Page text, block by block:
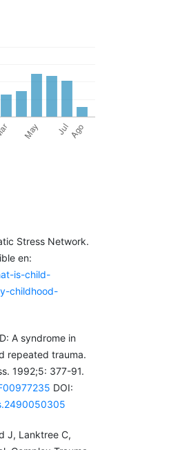
Stress Network.
en:
is-child-
childhood-
A syndrome in
repeated trauma.
1992;5: 377-91.
DOI:
J, Lanktree C,